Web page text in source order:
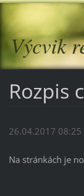
Výcvik
Rozpis
26.04.2017 08:25
Na stránkách je